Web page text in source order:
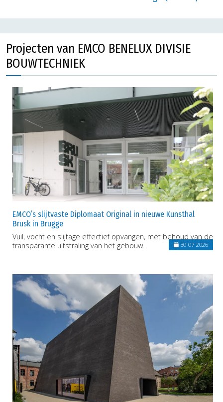
Projecten van EMCO BENELUX DIVISIE
BOUWTECHNIEK
EMCO’s slijtvaste Diplomaat Original in nieuwe Kunsthal
Brusk in Brugge
Vuil, vocht en slijtage effectief opvangen, met behoud van de
transparante uitstraling van het gebouw.
30-07-2026